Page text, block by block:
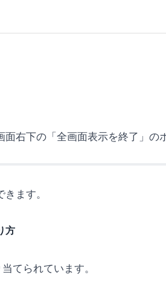
右下の「全画面表示を終了」の
ます。
方
てられています。